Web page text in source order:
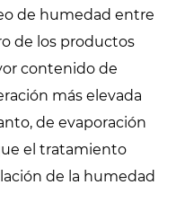
de humedad entre
de los productos
contenido de
más elevada
de evaporación
el tratamiento
de la humedad